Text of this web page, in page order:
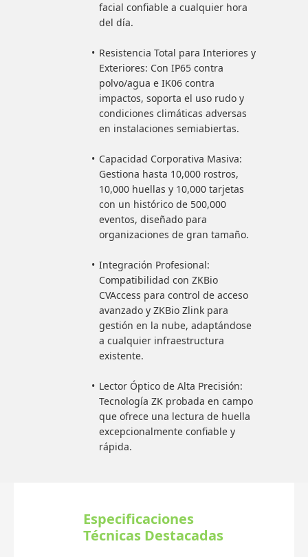
facial confiable a cualquier hora
del día.
Resistencia Total para Interiores y
Exteriores: Con IP65 contra
polvo/agua e IK06 contra
impactos, soporta el uso rudo y
condiciones climáticas adversas
en instalaciones semiabiertas.
Capacidad Corporativa Masiva:
Gestiona hasta 10,000 rostros,
10,000 huellas y 10,000 tarjetas
con un histórico de 500,000
eventos, diseñado para
organizaciones de gran tamaño.
Integración Profesional:
Compatibilidad con ZKBio
CVAccess para control de acceso
avanzado y ZKBio Zlink para
gestión en la nube, adaptándose
a cualquier infraestructura
existente.
Lector Óptico de Alta Precisión:
Tecnología ZK probada en campo
que ofrece una lectura de huella
excepcionalmente confiable y
rápida.
Especificaciones
Técnicas Destacadas